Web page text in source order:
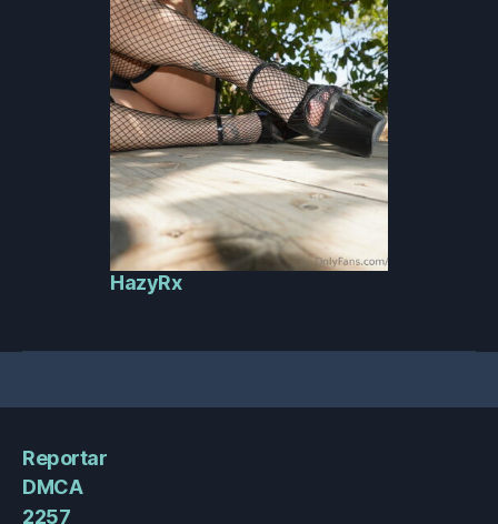
HazyRx
Reportar
DMCA
2257